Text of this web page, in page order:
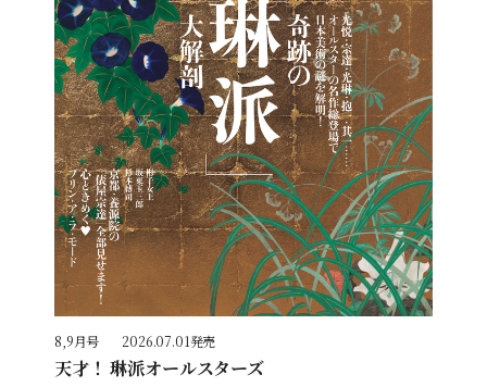
8,9月号 2026.07.01発売
天才！ 琳派オールスターズ